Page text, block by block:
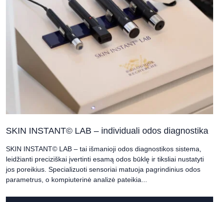
SKIN INSTANT© LAB – individuali odos diagnostika
SKIN INSTANT© LAB – tai išmanioji odos diagnostikos sistema,
leidžianti preciziškai įvertinti esamą odos būklę ir tiksliai nustatyti
jos poreikius. Specializuoti sensoriai matuoja pagrindinius odos
parametrus, o kompiuterinė analizė pateikia...